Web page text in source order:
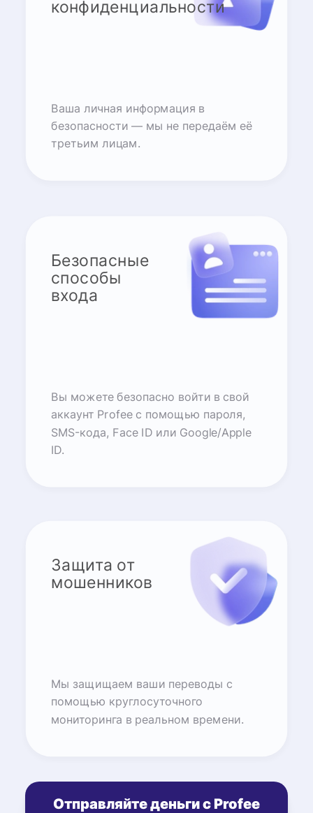
конфиденциальности
Ваша личная информация в
безопасности — мы не передаём её
третьим лицам.
Безопасные
способы
входа
Вы можете безопасно войти в свой
аккаунт Profee с помощью пароля,
SMS-кода, Face ID или Google/Apple
ID.
Защита от
мошенников
Мы защищаем ваши переводы с
помощью круглосуточного
мониторинга в реальном времени.
Отправляйте деньги с Profee